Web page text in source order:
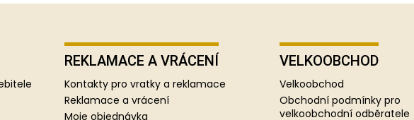
REKLAMACE A VRÁCENÍ
Kontakty pro vratky a reklamace
Reklamace a vrácení
Moje objednávka
VELKOOBCHOD
Velkoobchod
Obchodní podmínky pro
velkoobchodní odběratele